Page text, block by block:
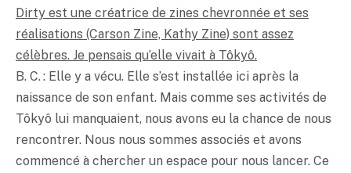
Dirty est une créatrice de zines chevronnée et ses
réalisations (Carson Zine, Kathy Zine) sont assez
célèbres. Je pensais qu’elle vivait à Tôkyô.
B. C. : Elle y a vécu. Elle s’est installée ici après la
naissance de son enfant. Mais comme ses activités de
Tôkyô lui manquaient, nous avons eu la chance de nous
rencontrer. Nous nous sommes associés et avons
commencé à chercher un espace pour nous lancer. Ce